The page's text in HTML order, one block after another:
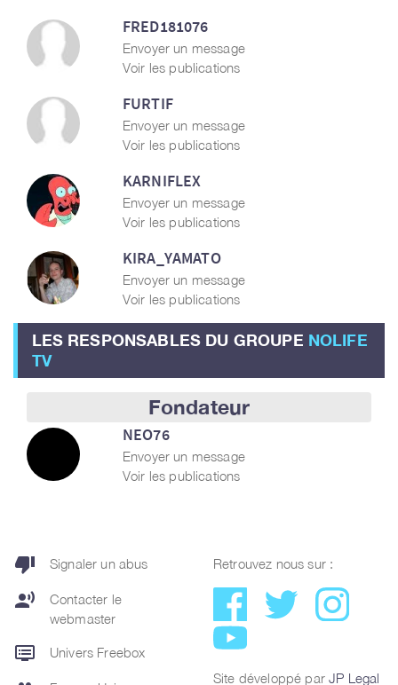
FRED181076
Envoyer un message
Voir les publications
FURTIF
Envoyer un message
Voir les publications
KARNIFLEX
Envoyer un message
Voir les publications
KIRA_YAMATO
Envoyer un message
Voir les publications
LES RESPONSABLES DU GROUPE NOLIFE
TV
Fondateur
NEO76
Envoyer un message
Voir les publications
thumb_down Signaler un abus
record_voice_over
Contacter le
webmaster
dvr Univers Freebox
Retrouvez nous sur :
Site développé parJP Legal